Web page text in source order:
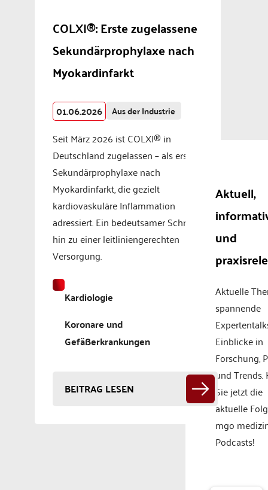
COLXI®: Erste zugelassene
Sekundärprophylaxe nach
Myokardinfarkt
01.06.2026 Aus der Industrie
Seit März 2026 ist COLXI® in
Deutschland zugelassen – als erste
Sekundärprophylaxe nach
Myokardinfarkt, die gezielt
kardiovaskuläre Inflammation
adressiert. Ein bedeutsamer Schritt
hin zu einer leitliniengerechten
Versorgung.
Kardiologie
Koronare und
Gefäßerkrankungen
BEITRAG LESEN
Aktuell,
und
Aktuelle
spannende
Einblicke in
Forschung,
und
Sie jetzt die
aktuelle
mgo
Podcasts!